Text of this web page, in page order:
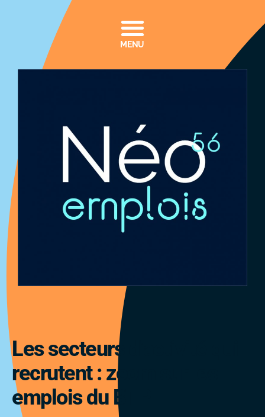
Les secteurs d’activité qui
recrutent : zoom sur les
emplois du BTP